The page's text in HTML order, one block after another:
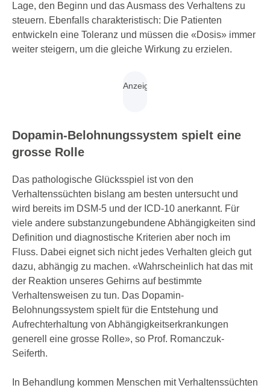
Lage, den Beginn und das Ausmass des Verhaltens zu
steuern. Ebenfalls charakteristisch: Die Patienten
entwickeln eine Toleranz und müssen die «Dosis» immer
weiter steigern, um die gleiche Wirkung zu erzielen.
Dopamin-Belohnungssystem spielt eine
grosse Rolle
Das pathologische Glücksspiel ist von den
Verhaltenssüchten bislang am besten untersucht und
wird bereits im DSM-5 und der ICD-10 anerkannt. Für
viele andere substanzungebundene Abhängigkeiten sind
Definition und diagnostische Kriterien aber noch im
Fluss. Dabei eignet sich nicht jedes Verhalten gleich gut
dazu, abhängig zu machen. «Wahrscheinlich hat das mit
der Reaktion unseres Gehirns auf bestimmte
Verhaltensweisen zu tun. Das Dopamin-
Belohnungssystem spielt für die Entstehung und
Aufrechterhaltung von Abhängigkeitserkrankungen
generell eine grosse Rolle», so Prof. Romanczuk-
Seiferth.
In Behandlung kommen Menschen mit Verhaltenssüchten